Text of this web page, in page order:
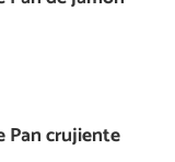
Pan crujiente